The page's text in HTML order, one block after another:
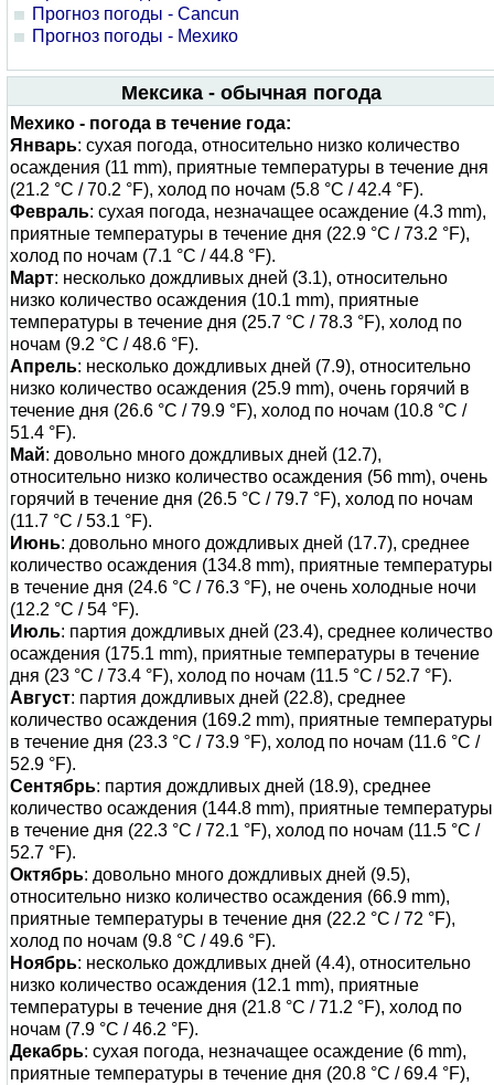
Прогноз погоды - Cancun
Прогноз погоды - Мехико
Мексика - обычная погода
Мехико - погода в течение года:
Январь: сухая погода, относительно низко количество
осаждения (11 mm), приятные температуры в течение дня
(21.2 °C / 70.2 °F), холод по ночам (5.8 °C / 42.4 °F).
Февраль: сухая погода, незначащее осаждение (4.3 mm),
приятные температуры в течение дня (22.9 °C / 73.2 °F),
холод по ночам (7.1 °C / 44.8 °F).
Март: несколько дождливых дней (3.1), относительно
низко количество осаждения (10.1 mm), приятные
температуры в течение дня (25.7 °C / 78.3 °F), холод по
ночам (9.2 °C / 48.6 °F).
Апрель: несколько дождливых дней (7.9), относительно
низко количество осаждения (25.9 mm), очень горячий в
течение дня (26.6 °C / 79.9 °F), холод по ночам (10.8 °C /
51.4 °F).
Май: довольно много дождливых дней (12.7),
относительно низко количество осаждения (56 mm), очень
горячий в течение дня (26.5 °C / 79.7 °F), холод по ночам
(11.7 °C / 53.1 °F).
Июнь: довольно много дождливых дней (17.7), среднее
количество осаждения (134.8 mm), приятные температуры
в течение дня (24.6 °C / 76.3 °F), не очень холодные ночи
(12.2 °C / 54 °F).
Июль: партия дождливых дней (23.4), среднее количество
осаждения (175.1 mm), приятные температуры в течение
дня (23 °C / 73.4 °F), холод по ночам (11.5 °C / 52.7 °F).
Август: партия дождливых дней (22.8), среднее
количество осаждения (169.2 mm), приятные температуры
в течение дня (23.3 °C / 73.9 °F), холод по ночам (11.6 °C /
52.9 °F).
Сентябрь: партия дождливых дней (18.9), среднее
количество осаждения (144.8 mm), приятные температуры
в течение дня (22.3 °C / 72.1 °F), холод по ночам (11.5 °C /
52.7 °F).
Октябрь: довольно много дождливых дней (9.5),
относительно низко количество осаждения (66.9 mm),
приятные температуры в течение дня (22.2 °C / 72 °F),
холод по ночам (9.8 °C / 49.6 °F).
Ноябрь: несколько дождливых дней (4.4), относительно
низко количество осаждения (12.1 mm), приятные
температуры в течение дня (21.8 °C / 71.2 °F), холод по
ночам (7.9 °C / 46.2 °F).
Декабрь: сухая погода, незначащее осаждение (6 mm),
приятные температуры в течение дня (20.8 °C / 69.4 °F),